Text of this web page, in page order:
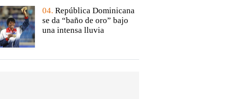
04. República Dominicana
se da “baño de oro” bajo
una intensa lluvia